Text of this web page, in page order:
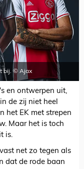
bij. © Ajax
en ontwerpen uit,
de zij niet heel
het EK met strepen
Maar het is toch
is.
net zo tegen als
dat de rode baan